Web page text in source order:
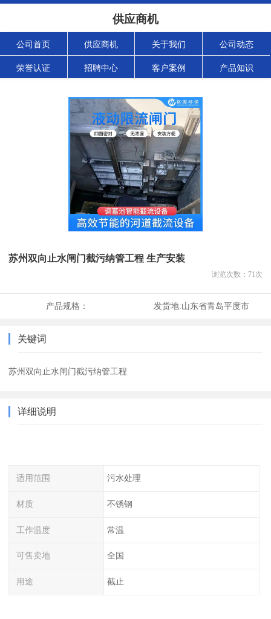
供应商机
公司首页 供应商机 关于我们 公司动态
荣誉认证 招聘中心 客户案例 产品知识
苏州双向止水闸门截污纳管工程 生产安装
浏览次数： 71次
产品规格： 发货地:山东省青岛平度市
关键词
苏州双向止水闸门截污纳管工程
详细说明
适用范围 污水处理
材质 不锈钢
工作温度 常温
可售卖地 全国
用途 截止